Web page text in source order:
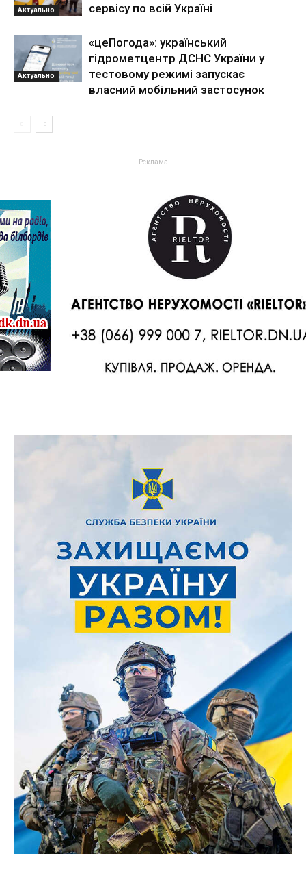
Актуально сервісу по всій Україні
Актуально
«цеПогода»: український
гідрометцентр ДСНС України у
тестовому режимі запускає
власний мобільний застосунок
- Реклама -